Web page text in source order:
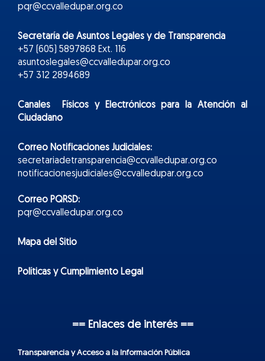
pqr@ccvalledupar.org.co
Secretaría de Asuntos Legales y de Transparencia
+57 (605) 5897868 Ext. 116
asuntoslegales@ccvalledupar.org.co
+57 312 2894689
Canales Físicos yElectrónicospara la Atención al
Ciudadano
Correo Notificaciones Judiciales:
secretariadetransparencia@ccvalledupar.org.co
notificacionesjudiciales@ccvalledupar.org.co
Correo PQRSD:
pqr@ccvalledupar.org.co
Mapa del Sitio
Políticas y Cumplimiento Legal
== Enlaces de interés ==
Transparencia y Acceso a la Información Pública